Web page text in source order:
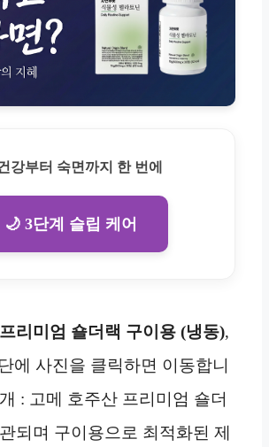
강부터 숙면까지 한 번에
🌙 3단계 슬립 케어
리미엄 숄더랙 구이용 (냉동),
에 사진을 클릭하면 이동합니
: 고메 호주산 프리미엄 숄더
되며 구이용으로 최적화된 제